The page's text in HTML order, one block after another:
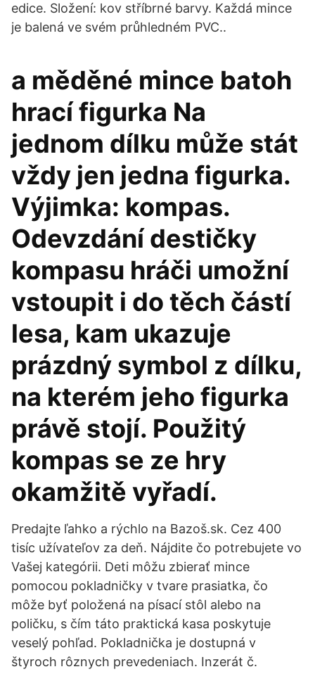
edice. Složení: kov stříbrné barvy. Každá mince
je balená ve svém průhledném PVC..
a měděné mince batoh
hrací figurka Na
jednom dílku může stát
vždy jen jedna figurka.
Výjimka: kompas.
Odevzdání destičky
kompasu hráči umožní
vstoupit i do těch částí
lesa, kam ukazuje
prázdný symbol z dílku,
na kterém jeho figurka
právě stojí. Použitý
kompas se ze hry
okamžitě vyřadí.
Predajte ľahko a rýchlo na Bazoš.sk. Cez 400
tisíc užívateľov za deň. Nájdite čo potrebujete vo
Vašej kategórii. Deti môžu zbierať mince
pomocou pokladničky v tvare prasiatka, čo
môže byť položená na písací stôl alebo na
poličku, s čím táto praktická kasa poskytuje
veselý pohľad. Pokladnička je dostupná v
štyroch rôznych prevedeniach. Inzerát č.